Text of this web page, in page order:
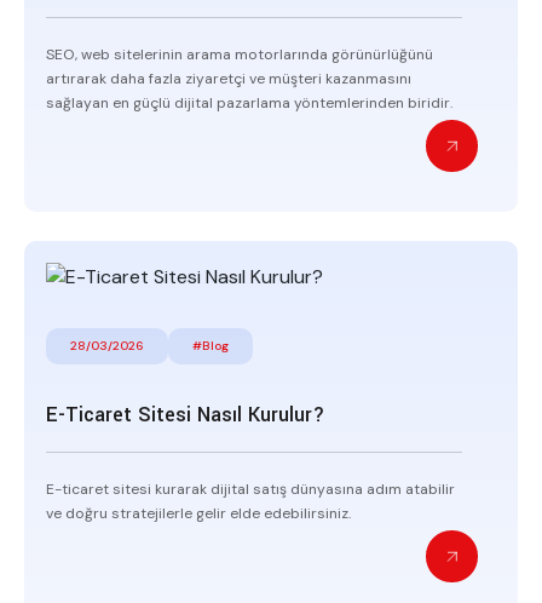
SEO, web sitelerinin arama motorlarında görünürlüğünü
artırarak daha fazla ziyaretçi ve müşteri kazanmasını
sağlayan en güçlü dijital pazarlama yöntemlerinden biridir.
28/03/2026 #Blog
E-Ticaret Sitesi Nasıl Kurulur?
E-ticaret sitesi kurarak dijital satış dünyasına adım atabilir
ve doğru stratejilerle gelir elde edebilirsiniz.